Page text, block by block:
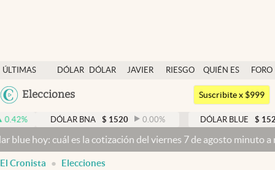
ÚLTIMAS
NOTICIAS
DÓLAR
DÓLAR
JAVIER
RIESGO
QUIÉN ES
QUIÉN
FORO
Argentina
México
Elecciones
Dólar
Members
Economía y Política
Finanzas y Mercados
Mercados Online
Suscribite x $999
DÓLAR BNA $ 1520 0.00% DÓLAR BLUE $ 1525 -
cuál es la cotización del viernes 7 de agosto minuto a minuto
El Cronista Elecciones